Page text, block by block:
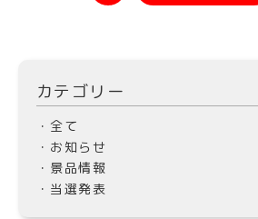
カテゴリー
・全て
・お知らせ
・景品情報
・当選発表